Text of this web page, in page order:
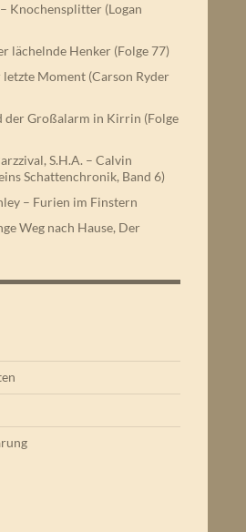
Knochensplitter (Logan
lächelnde Henker (Folge 77)
letzte Moment (Carson Ryder
der Großalarm in Kirrin (Folge
S.H.A. – Calvin
Schattenchronik, Band 6)
– Furien im Finstern
Weg nach Hause, Der